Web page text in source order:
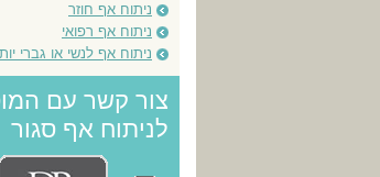
ניתוח אף חוזר
ניתוח אף רפואי
ניתוח אף לנשי או גברי
צור קשר עם
לניתוח אף סגור